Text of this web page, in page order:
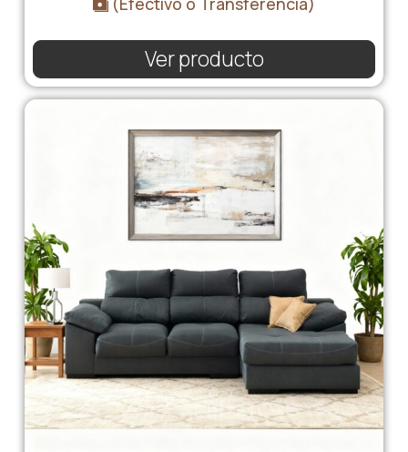
Ver producto